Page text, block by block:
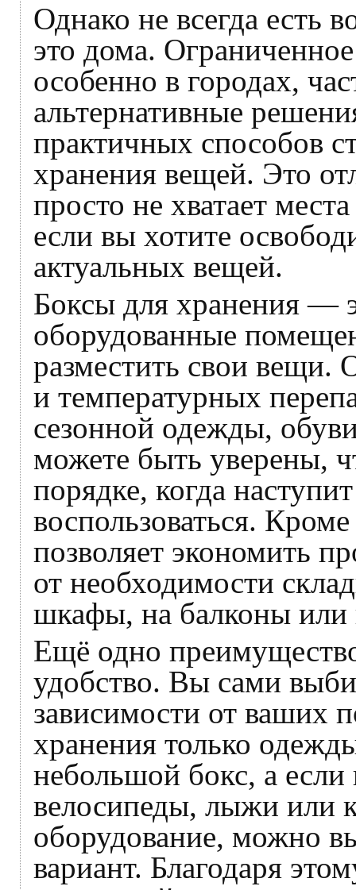
Однако не всегда есть
это дома.
особенно в городах,
альтернативные
практичных способов
хранения вещей. Это
просто не хватает
если вы хотите
актуальных вещей.
Боксы для хранения —
оборудованные
разместить свои
и температурных
сезонной одежды,
можете быть уверены,
порядке, когда
воспользоваться.
позволяет экономить
от необходимости
шкафы, на балконы или
Ещё одно
удобство. Вы сами
зависимости от ваших
хранения только
небольшой бокс, а
велосипеды, лыжи или
оборудование, можно
вариант. Благодаря